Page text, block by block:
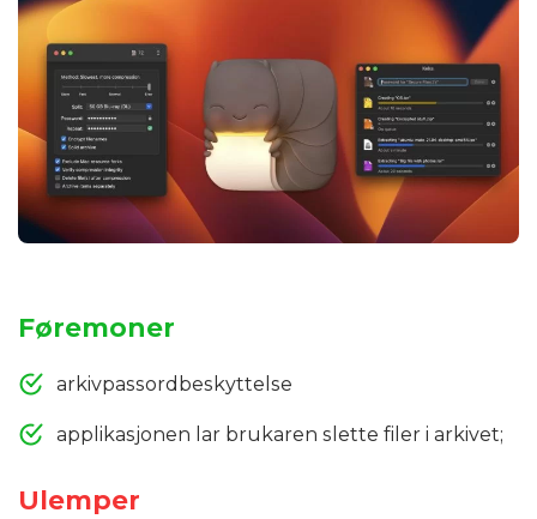
Føremoner
arkivpassordbeskyttelse
applikasjonen lar brukaren slette filer i arkivet;
Ulemper